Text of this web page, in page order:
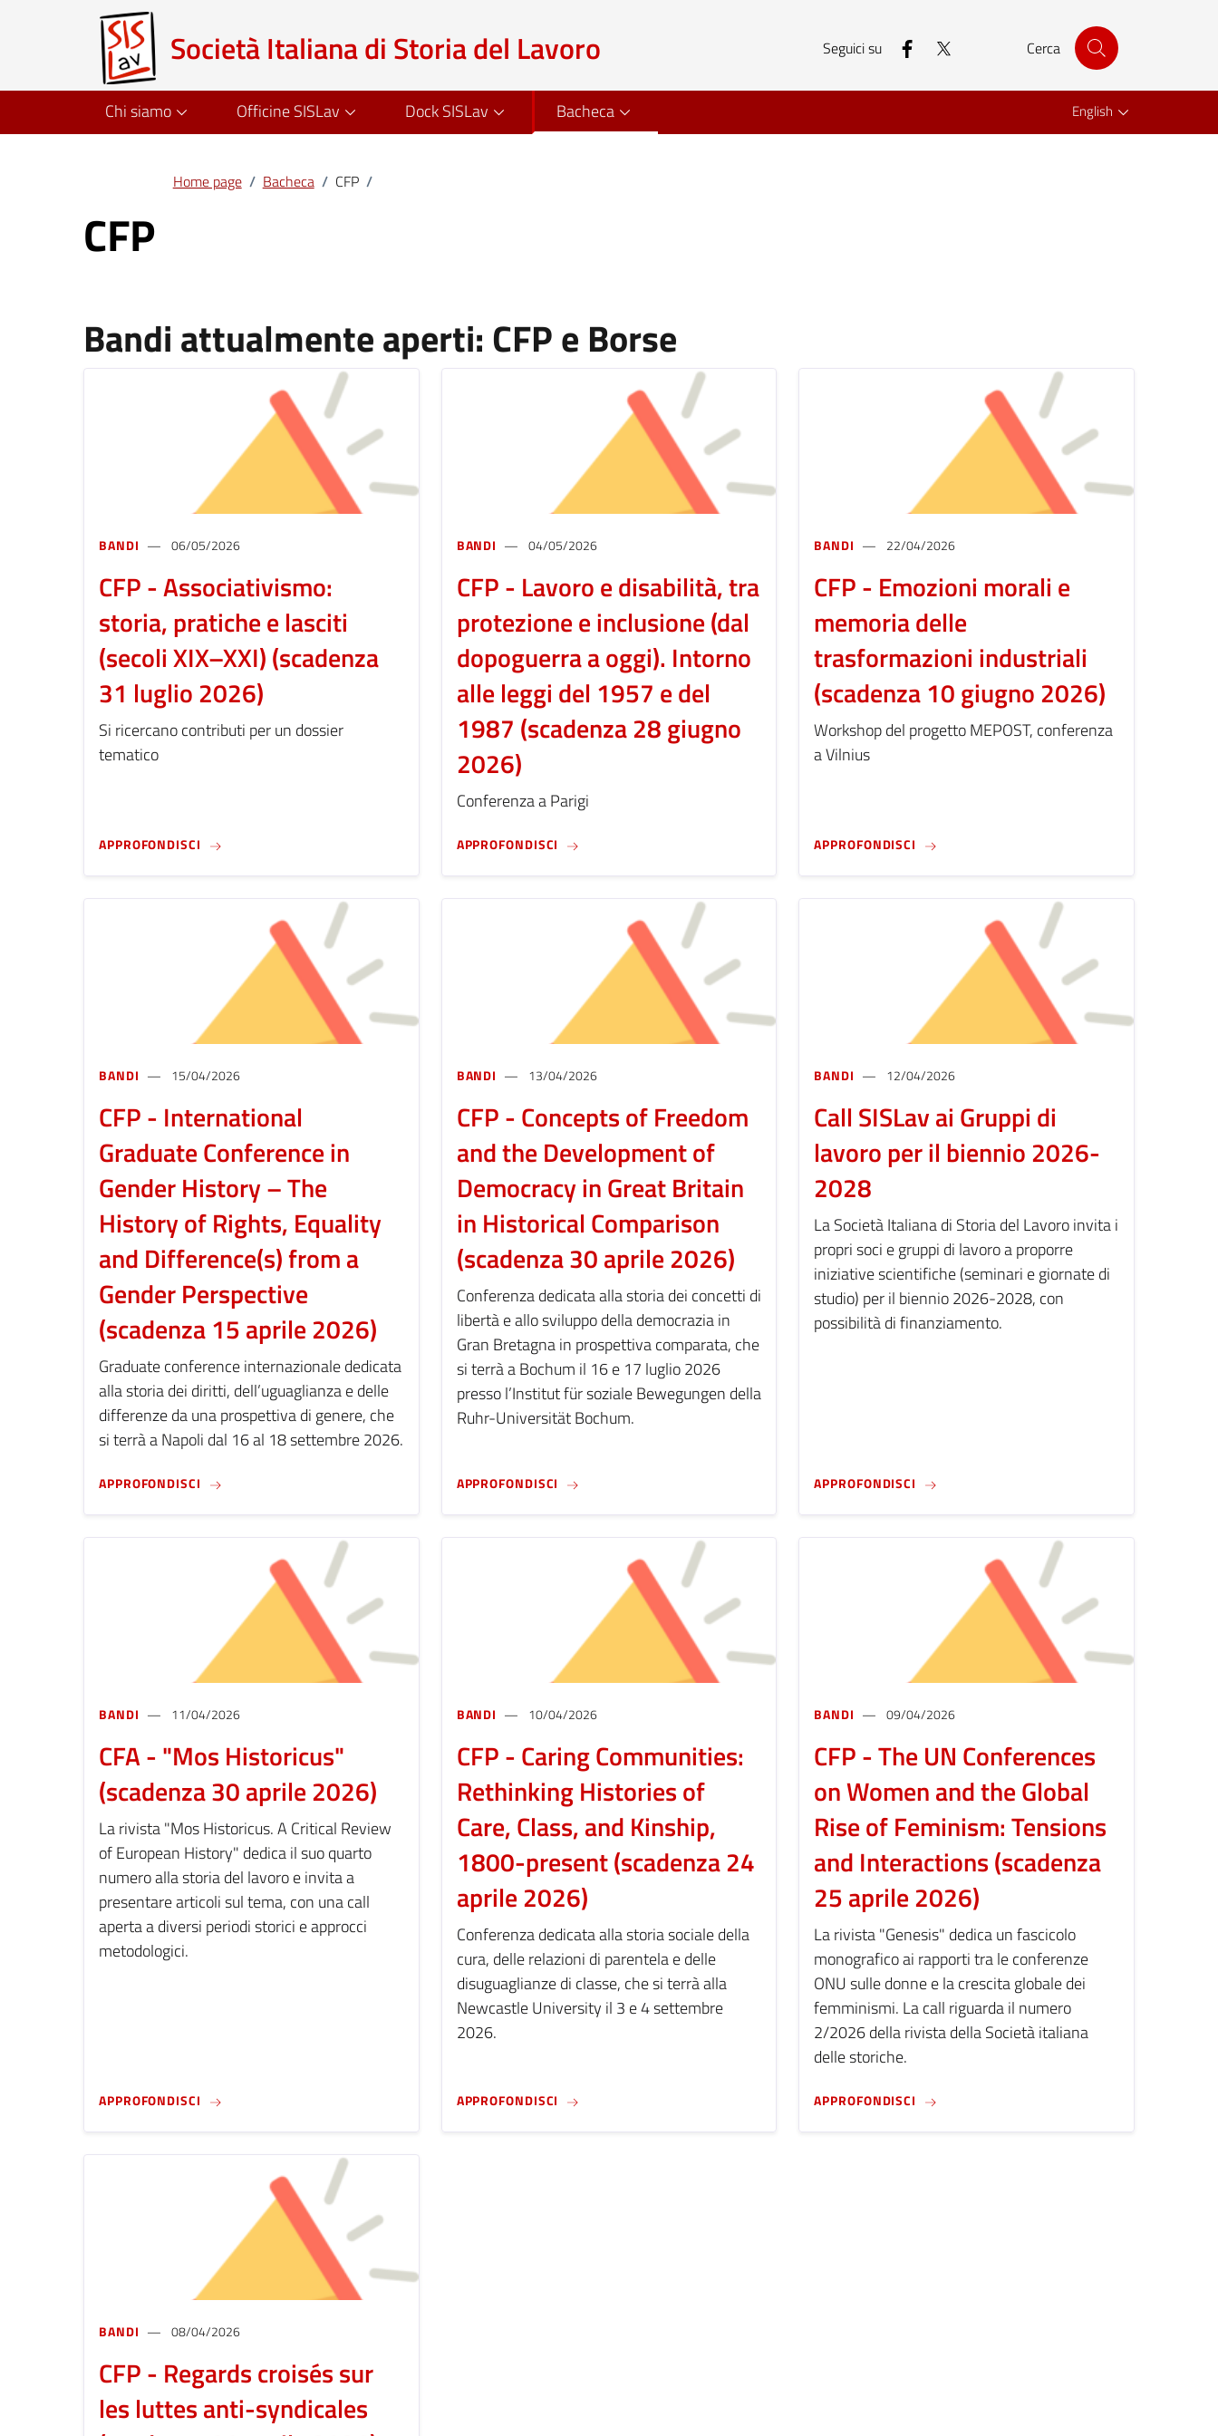
Società Italiana di Storia del Lavoro Seguici su facebook Cerca
Chi siamo Officine SISLav Dock SISLav Bacheca English
Home page / Bacheca / CFP /
CFP
Bandi attualmente aperti: CFP e Borse
BANDI 06/05/2026
CFP - Associativismo:
storia, pratiche e lasciti
(secoli XIX–XXI) (scadenza
31 luglio 2026)
Si ricercano contributi per un dossier
tematico
APPROFONDISCI CFP - ASSOCIATIVISMO: STORIA, PRATICHE E LASCITI (SECOLI XIX–XXI) (SCADENZA 31 LUGLIO 2026)
BANDI 04/05/2026
CFP - Lavoro e disabilità, tra
protezione e inclusione (dal
dopoguerra a oggi). Intorno
alle leggi del 1957 e del
1987 (scadenza 28 giugno
2026)
Conferenza a Parigi
APPROFONDISCI CFP - LAVORO E DISABILITÀ, TRA PROTEZIONE E INCLUSIONE (DAL DOPOGUERRA A OGGI). INTORNO
BANDI 22/04/2026
CFP - Emozioni morali e
memoria delle
trasformazioni industriali
(scadenza 10 giugno 2026)
Workshop del progetto MEPOST, conferenza
a Vilnius
APPROFONDISCI CFP - EMOZIONI MORALI E MEMORIA DELLE
BANDI 15/04/2026
CFP - International
Graduate Conference in
Gender History – The
History of Rights, Equality
and Difference(s) from a
Gender Perspective
(scadenza 15 aprile 2026)
Graduate conference internazionale dedicata
alla storia dei diritti, dell’uguaglianza e delle
differenze da una prospettiva di genere, che
si terrà a Napoli dal 16 al 18 settembre 2026.
APPROFONDISCI CFP - INTERNATIONAL GRADUATE CONFERENCE IN GENDER HISTORY – THE HISTORY OF RIGHTS, EQUALITY AND DIFFERENCE(S) FROM A GENDER PERSPECTIVE
BANDI 13/04/2026
CFP - Concepts of Freedom
and the Development of
Democracy in Great Britain
in Historical Comparison
(scadenza 30 aprile 2026)
Conferenza dedicata alla storia dei concetti di
libertà e allo sviluppo della democrazia in
Gran Bretagna in prospettiva comparata, che
si terrà a Bochum il 16 e 17 luglio 2026
presso l’Institut für soziale Bewegungen della
Ruhr-Universität Bochum.
APPROFONDISCI CFP - CONCEPTS OF FREEDOM AND THE DEVELOPMENT OF DEMOCRACY IN GREAT BRITAIN IN
BANDI 12/04/2026
Call SISLav ai Gruppi di
lavoro per il biennio 2026-
2028
La Società Italiana di Storia del Lavoro invita i
propri soci e gruppi di lavoro a proporre
iniziative scientifiche (seminari e giornate di
studio) per il biennio 2026-2028, con
possibilità di finanziamento.
APPROFONDISCI CALL SISLAV AI GRUPPI DI LAVORO PER IL
BANDI 11/04/2026
CFA - "Mos Historicus"
(scadenza 30 aprile 2026)
La rivista "Mos Historicus. A Critical Review
of European History" dedica il suo quarto
numero alla storia del lavoro e invita a
presentare articoli sul tema, con una call
aperta a diversi periodi storici e approcci
metodologici.
APPROFONDISCI CFA - "MOS HISTORICUS" (SCADENZA 30 APRILE 2026)
BANDI 10/04/2026
CFP - Caring Communities:
Rethinking Histories of
Care, Class, and Kinship,
1800-present (scadenza 24
aprile 2026)
Conferenza dedicata alla storia sociale della
cura, delle relazioni di parentela e delle
disuguaglianze di classe, che si terrà alla
Newcastle University il 3 e 4 settembre
2026.
APPROFONDISCI CFP - CARING COMMUNITIES: RETHINKING HISTORIES OF CARE, CLASS, AND KINSHIP, 1800-PRESENT
BANDI 09/04/2026
CFP - The UN Conferences
on Women and the Global
Rise of Feminism: Tensions
and Interactions (scadenza
25 aprile 2026)
La rivista "Genesis" dedica un fascicolo
monografico ai rapporti tra le conferenze
ONU sulle donne e la crescita globale dei
femminismi. La call riguarda il numero
2/2026 della rivista della Società italiana
delle storiche.
APPROFONDISCI CFP - THE UN CONFERENCES ON WOMEN
BANDI 08/04/2026
CFP - Regards croisés sur
les luttes anti-syndicales